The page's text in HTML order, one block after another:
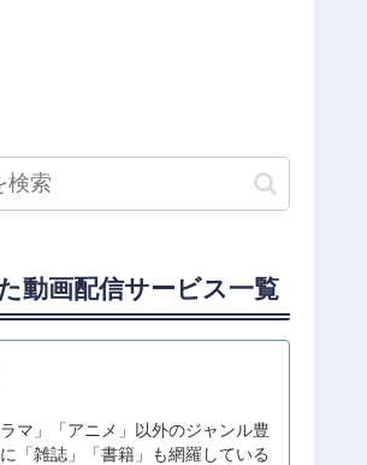
動画配信サービス一覧
ラマ」「アニメ」以外のジャンル豊
「雑誌」「書籍」も網羅している